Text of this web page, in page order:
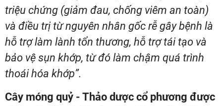
triệu chứng (giảm đau, chống viêm an toàn)
và điều trị từ nguyên nhân gốc rễ gây bệnh là
hỗ trợ làm lành tổn thương, hỗ trợ tái tạo và
bảo vệ sụn khớp, từ đó làm chậm quá trình
thoái hóa khớp”.
Cây móng quỷ - Thảo dược cổ phương được